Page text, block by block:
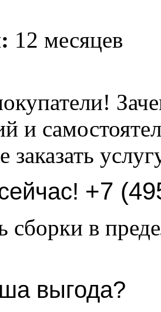
12 месяцев
и
+7
сборки в
выгода?